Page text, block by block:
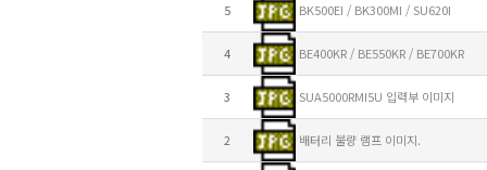
5 BK500EI / BK300MI / SU620I
4 BE400KR / BE550KR / BE700KR
3 SUA5000RMI5U 입력부 이미지
2 배터리 불량 램프 이미지.